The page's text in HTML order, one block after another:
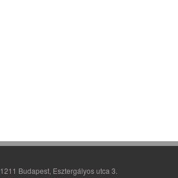
1211 Budapest, Esztergályos utca 3.